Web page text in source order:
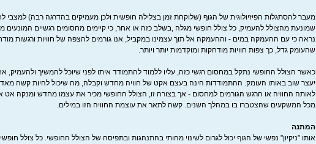
מעבר להסתגלות הפיזיולוגית של הגוף (שלוקחת זמן בצלילה חופשית ולכן מעמיקים בהדרגה רבה) למצבי
שמונעת מהצולל להעמיק, כל צולל חופשי מגלה ,בשלב כזה או אחר, כי קיימים מחסומים רגשיים המונעים
נראה כי עם ההעמקה במים - וההעמקה אל תוך עצמינו במקביל, אנו גורמים להצפה של חוויות ורגשות
שהעומק גדל, כך צפות חוויות מודחקות ומוקדמות יותר ויותר.
כאשר הצולל החופשי נתקל במחסום רגשי כזה, עליו ללמוד להתמודד איתו לפני שיוכל להמשיך ולהעמיק,
יעצר שוב באותו העומק. ההתמודדות הינה בעצם אקט של חוויה מחדש וקבלה, מה שיכול להיות קשה
לאותה החוויה או הרגש הגורמים למחסום - אך בצורה זו, הצולל החופשי מכיר את עצמו מחדש ומנקה אט
מכל המשקעים שהצטברו בו במהלך השנים. קשה לתאר את עוצמת החוויה הזו במילים.
המתנה
אותו "ניקיון" נפשי של הגוף יכול לגרום לשינוי מהותי בהתנהגות ובתפיסה של הצולל החופשי. כל צולל